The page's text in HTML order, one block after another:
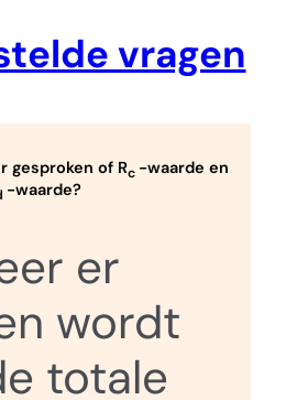
vragen
gesproken of Rc -waarde en
-waarde?
er
wordt
totale